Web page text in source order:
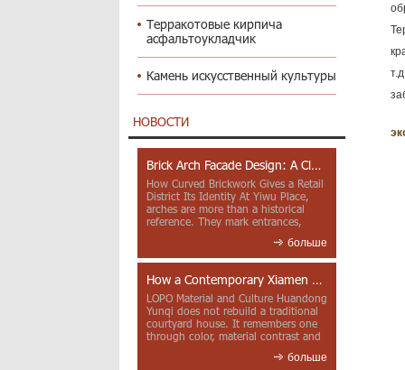
Терракотовые кирпича
асфальтоукладчик
Камень искусственный культуры
НОВОСТИ
Brick Arch Facade Design: A Closer Look at Yiwu Place
How Curved Brickwork Gives a Retail
District Its Identity At Yiwu Place,
arches are more than a historical
reference. They mark entrances,
больше
How a Contemporary Xiamen Project Reframes Minnan Red Brick
LOPO Material and Culture Huandong
Yunqi does not rebuild a traditional
courtyard house. It remembers one
through color, material contrast and
больше